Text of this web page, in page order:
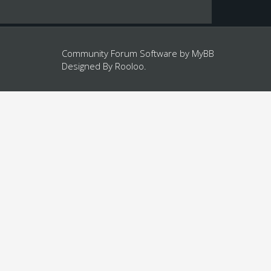
Community Forum Software by MyBB
Designed By Rooloo.